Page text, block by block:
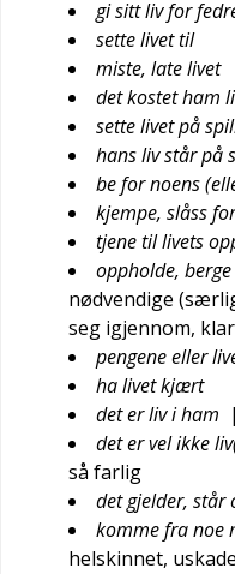
gi sitt liv for
sette livet til
miste, late livet
det kostet ham
sette livet på
hans liv står på
be for noens
kjempe, slåss
tjene til livets
oppholde,
nødvendige
seg igjennom,
pengene eller
ha livet kjært
det er liv i ham
det er vel ikke
så farlig
det gjelder, står
komme fra noe
helskinnet,